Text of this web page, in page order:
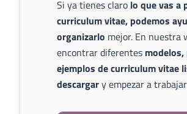
Si ya tienes claro lo que vas a
curriculum vitae, podemos
organizarlo mejor. En nuestra
encontrar diferentes
ejemplos de curriculum vitae
descargary empezar a